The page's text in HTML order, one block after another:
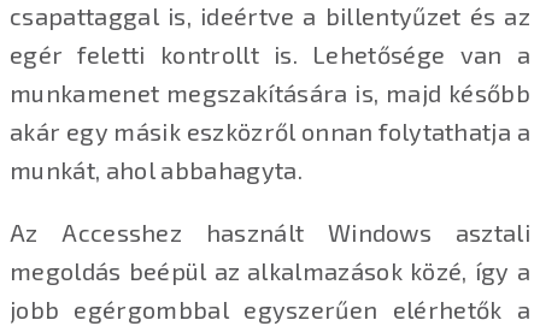
csapattaggal is, ideértve a billentyűzet és az
egér feletti kontrollt is. Lehetősége van a
munkamenet megszakítására is, majd később
akár egy másik eszközről onnan folytathatja a
munkát, ahol abbahagyta.
Az Accesshez használt Windows asztali
megoldás beépül az alkalmazások közé, így a
jobb egérgombbal egyszerűen elérhetők a